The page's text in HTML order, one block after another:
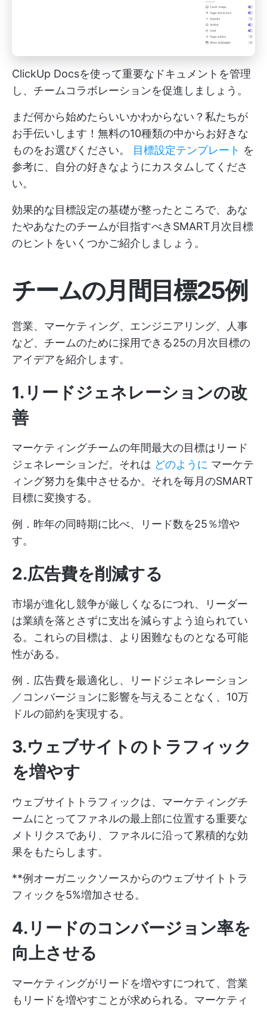
ClickUp Docsを使って重要なドキュメントを管理
し、チームコラボレーションを促進しましょう。
まだ何から始めたらいいかわからない？私たちが
お手伝いします！無料の10種類の中からお好きな
ものをお選びください。 目標設定テンプレート を
参考に、自分の好きなようにカスタムしてくださ
い。
効果的な目標設定の基礎が整ったところで、あな
たやあなたのチームが目指すべきSMART月次目標
のヒントをいくつかご紹介しましょう。
チームの月間目標25例
営業、マーケティング、エンジニアリング、人事
など、チームのために採用できる25の月次目標の
アイデアを紹介します。
1.リードジェネレーションの改
善
マーケティングチームの年間最大の目標はリード
ジェネレーションだ。それは どのように マーケテ
ィング努力を集中させるか。それを毎月のSMART
目標に変換する。
例．昨年の同時期に比べ、リード数を25％増や
す。
2.広告費を削減する
市場が進化し競争が厳しくなるにつれ、リーダー
は業績を落とさずに支出を減らすよう迫られてい
る。これらの目標は、より困難なものとなる可能
性がある。
例．広告費を最適化し、リードジェネレーション
／コンバージョンに影響を与えることなく、10万
ドルの節約を実現する。
3.ウェブサイトのトラフィック
を増やす
ウェブサイトトラフィックは、マーケティングチ
ームにとってファネルの最上部に位置する重要な
メトリクスであり、ファネルに沿って累積的な効
果をもたらします。
**例オーガニックソースからのウェブサイトトラ
フィックを5%増加させる。
4.リードのコンバージョン率を
向上させる
マーケティングがリードを増やすにつれて、営業
もリードを増やすことが求められる。マーケティ